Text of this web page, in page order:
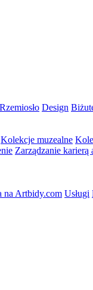
Rzemiosło Design
Kolekcje muzealne
Zarządzanie karierą
na Artbidy.com Usługi